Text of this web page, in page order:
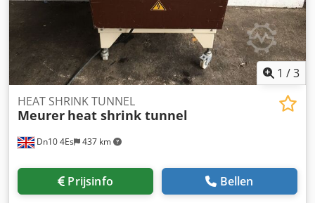
1 /3
Dn10 4Es 437 km
HEAT SHRINK TUNNEL
Meurer heat shrink tunnel
Prijsinfo Bellen